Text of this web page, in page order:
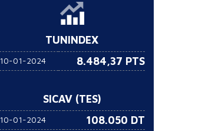
TUNINDEX
10-01-2024 8.484,37 PTS
SICAV (TES)
10-01-2024 108.050 DT